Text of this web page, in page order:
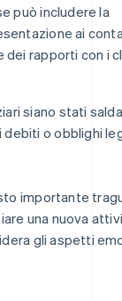
può includere la
ai
dei rapporti con i
siano stati
debiti o obblighi
importante
una nuova
gli aspetti